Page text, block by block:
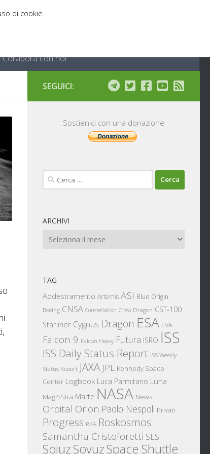
Collabora con noi
SEGUICI:
Sostienici con una donazione
Ricerca
per:
ARCHIVI
Archivi
TAG
Addestramento Artemis ASI Blue Origin
Boeing CNSA Constellation Crew Dragon CST-100
Starliner Cygnus Dragon ESA EVA
Falcon 9 Falcon Heavy Futura ISRO ISS
ISS Daily Status Report ISS Weekly
Status Report JAXA JPL Kennedy Space
Center Logbook Luca Parmitano Luna
MagISStra Marte NASA News
Orbital Orion Paolo Nespoli Privati
Progress RKA Roskosmos
Samantha Cristoforetti SLS
SojuzSoyuzSpace Shuttle
di cookie.